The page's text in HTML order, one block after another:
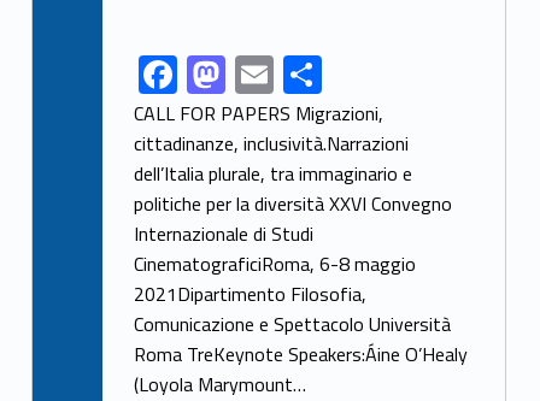
Link identifier share facebook archive #share-link-archive-45770F
ac
e
b
o
o
k
M
as
to
d
o
n
E
m
ai
l
C
o
n
di
vi
di
CALL FOR PAPERS Migrazioni,
cittadinanze, inclusività.Narrazioni
dell’Italia plurale, tra immaginario e
politiche per la diversità XXVI Convegno
Internazionale di Studi
CinematograficiRoma, 6-8 maggio
2021Dipartimento Filosofia,
Comunicazione e Spettacolo Università
Roma TreKeynote Speakers:Áine O’Healy
(Loyola Marymount…